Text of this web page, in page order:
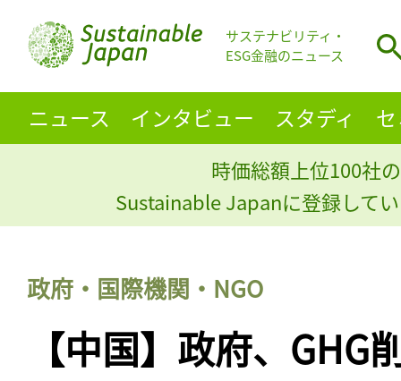
サステナビリティ・
ESG金融のニュース
ニュース インタビュー スタディ
時価総額上位100社
Sustainable Japanに登録して
政府・国際機関・NGO
【中国】政府、GHG